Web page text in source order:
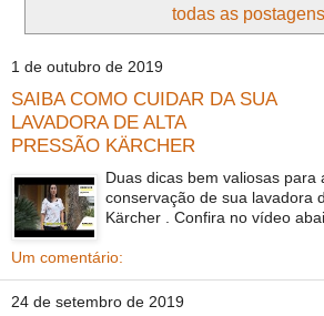
todas as postagens
1 de outubro de 2019
SAIBA COMO CUIDAR DA SUA
LAVADORA DE ALTA
PRESSÃO KÄRCHER
Duas dicas bem valiosas para
conservação de sua lavadora
Kärcher . Confira no vídeo
Um comentário:
24 de setembro de 2019